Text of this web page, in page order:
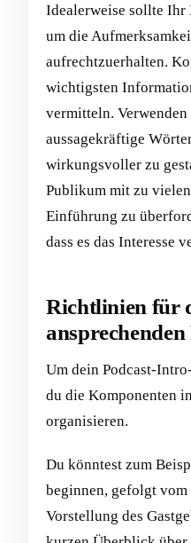
Idealerweise sollte Ihr
um die
aufrechtzuerhalten.
wichtigsten
vermitteln. Verwenden
aussagekräftige
wirkungsvoller zu
Publikum mit zu
Einführung zu
dass es das Interesse
Richtlinien für
Um dein Podcast-
du die Komponenten
organisieren.
Du könntest zum
beginnen, gefolgt vom
Vorstellung des